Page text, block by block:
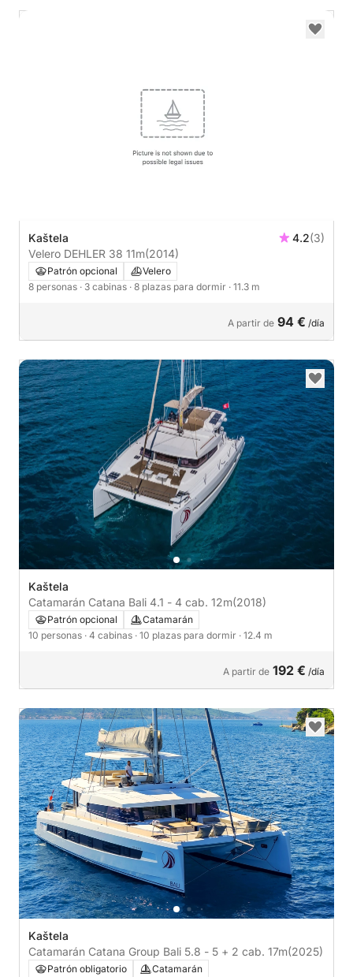
Kaštela 4.2(3)
Velero DEHLER 38 11m(2014)
Patrón opcional
Velero
8 personas · 3 cabinas · 8 plazas para dormir · 11.3 m
A partir de 94 € /día
Kaštela
Catamarán Catana Bali 4.1 - 4 cab. 12m(2018)
Patrón opcional
Catamarán
10 personas · 4 cabinas · 10 plazas para dormir · 12.4 m
A partir de 192 € /día
Kaštela
Catamarán Catana Group Bali 5.8 - 5 + 2 cab. 17m(2025)
Patrón obligatorio
Catamarán